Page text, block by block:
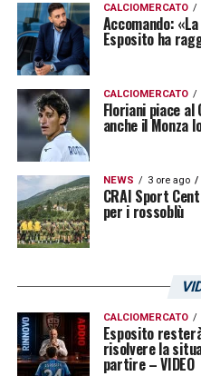
CALCIOMERCATO
Accomando:
Esposito ha
CALCIOMERCATO
Floriani piace al
anche il Monza
NEWS 3 ore ago
CRAI Sport
per i rossoblù
CALCIOMERCATO
Esposito
risolvere la
partire – VIDEO